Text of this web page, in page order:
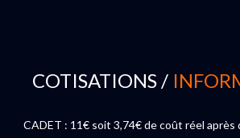
COTISATIONS /
CADET : 11€ soit 3,74€ de coût réel après